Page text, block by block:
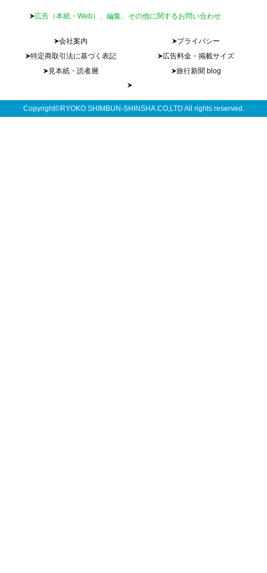
広告（本紙・Web）、編集、その他に関するお問い合わせ
会社案内
プライバシー
特定商取引法に基づく表記
広告料金・掲載サイズ
見本紙・読者層
旅行新聞 blog
Copyright©RYOKO SHIMBUN-SHINSHA.CO,LTD All rights reserved.